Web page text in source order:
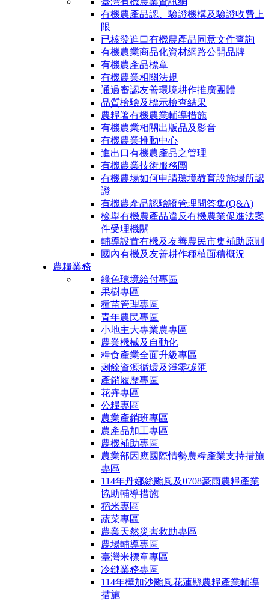
有機農產品認、驗證機構及驗證收費上
限
已核發進口有機農產品同意文件查詢
有機農業商品化資材網路公開品牌
有機農產品標章
有機農業相關法規
通過審認友善環境耕作推廣團體
品質檢驗及標示檢查結果
農糧署有機農業輔導措施
有機農業相關出版品及影音
有機農業推動中心
進出口有機農產品之管理
有機農業技術服務團
有機農場如何申請環境教育設施場所認
證
有機農產品認驗證管理問答集(Q&A)
檢舉有機農產品違反有機農業促進法案
件受理機關
輔導設置有機及友善農民市集補助原則
國內有機及友善耕作種植面積概況
農糧業務
綠色環境給付專區
果樹專區
種苗管理專區
青年農民專區
小地主大專業農專區
農業機械及自動化
糧食產業全面升級專區
剩餘資源循環及淨零碳匯
產銷履歷專區
花卉專區
公糧專區
農業產銷班專區
農產品加工專區
農機補助專區
農業部因應國際情勢農糧產業支持措施
專區
114年丹娜絲颱風及0708豪雨農糧產業
協助輔導措施
稻米專區
蔬菜專區
農業天然災害救助專區
農場輔導專區
臺灣米標章專區
冷鏈業務專區
114年樺加沙颱風花蓮縣農糧產業輔導
措施